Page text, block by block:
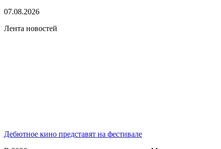
07.08.2026
Лента новостей
Дебютное кино представят на фестивале